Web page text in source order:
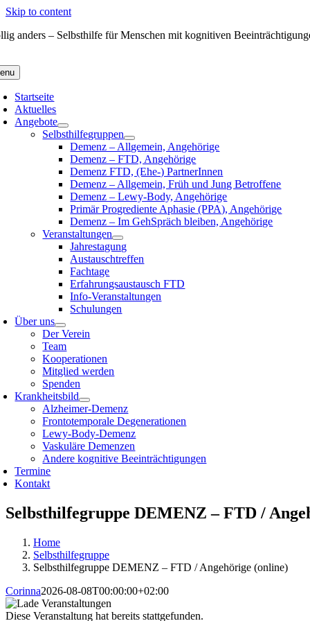
Skip to content
anders – Selbsthilfe für Menschen mit kognitiven
Startseite
Aktuelles
Angebote
Selbsthilfegruppen
Demenz – Allgemein, Angehörige
Demenz – FTD, Angehörige
Demenz FTD, (Ehe-) PartnerInnen
Demenz – Allgemein, Früh und Jung Betroffene
Demenz – Lewy-Body, Angehörige
Primär Progrediente Aphasie (PPA), Angehörige
Demenz – Im GehSpräch bleiben, Angehörige
Veranstaltungen
Jahrestagung
Austauschtreffen
Fachtage
Erfahrungsaustausch FTD
Info-Veranstaltungen
Schulungen
Über uns
Der Verein
Team
Kooperationen
Mitglied werden
Spenden
Krankheitsbild
Alzheimer-Demenz
Frontotemporale Degenerationen
Lewy-Body-Demenz
Vaskuläre Demenzen
Andere kognitive Beeinträchtigungen
Termine
Kontakt
Selbsthilfegruppe DEMENZ – FTD /
Home
Selbsthilfegruppe
Selbsthilfegruppe DEMENZ – FTD / Angehörige (online)
Corinna2026-08-08T00:00:00+02:00
Diese Veranstaltung hat bereits stattgefunden.